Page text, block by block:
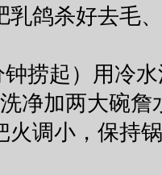
乳鸽杀好去毛
钟捞起）用冷
洗净加两大碗
火调小，保持